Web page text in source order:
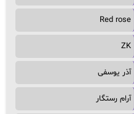
Red rose
ZK
آذر یوسفی
آرام رستگار